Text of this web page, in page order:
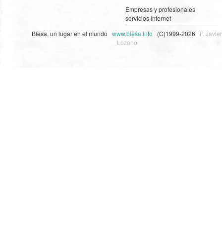
Empresas y profesionales
servicios internet
Blesa, un lugar en el mundo www.blesa.info (C)1999-2026 F. Javier
Lozano